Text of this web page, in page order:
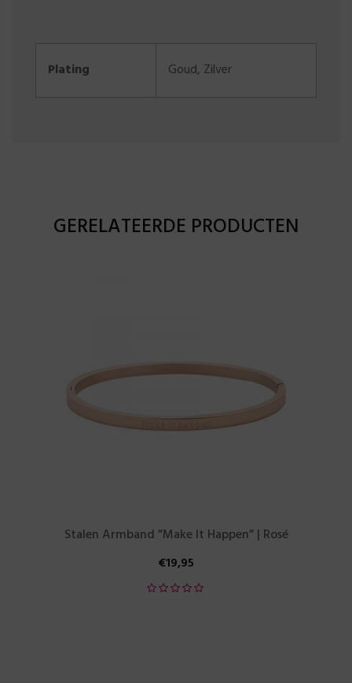
Plating Goud, Zilver
GERELATEERDE PRODUCTEN
Stalen Armband ”Make It Happen” | Rosé
€19,95